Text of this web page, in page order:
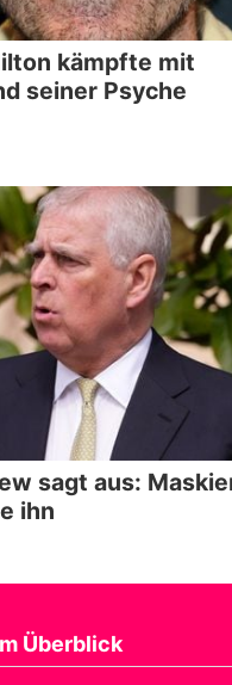
kämpfte mit
seiner Psyche
sagt aus:
ihn
Überblick